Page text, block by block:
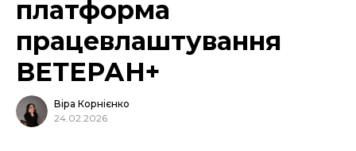
платформа
працевлаштування
ВЕТЕРАН+
Віра Корнієнко
24.02.2026